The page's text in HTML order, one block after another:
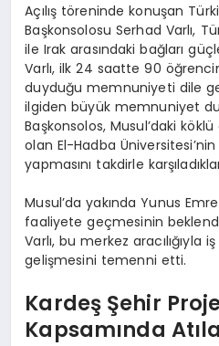
Açılış töreninde konuşan
Başkonsolosu Serhad Varlı,
ile Irak arasındaki bağları
Varlı, ilk 24 saatte 90
duyduğu memnuniyeti dile
ilgiden büyük memnuniyet
Başkonsolos, Musul’daki
olan El-Hadba
yapmasını takdirle
Musul’da yakında Yunus
faaliyete geçmesinin
Varlı, bu merkez aracılığıyla
gelişmesini temenni etti.
Kardeş Şehir
Kapsamında